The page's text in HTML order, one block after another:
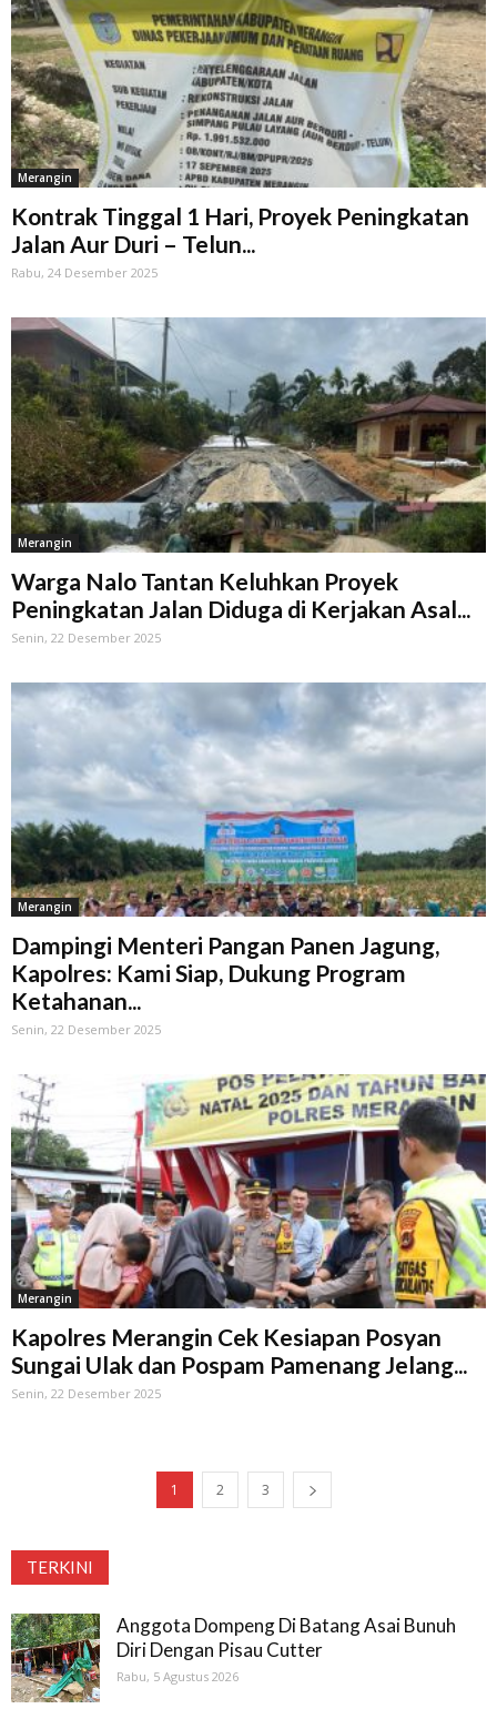
Merangin
Kontrak Tinggal 1 Hari, Proyek Peningkatan
Jalan Aur Duri – Telun...
Rabu, 24 Desember 2025
Merangin
Warga Nalo Tantan Keluhkan Proyek
Peningkatan Jalan Diduga di Kerjakan Asal...
Senin, 22 Desember 2025
Merangin
Dampingi Menteri Pangan Panen Jagung,
Kapolres: Kami Siap, Dukung Program
Ketahanan...
Senin, 22 Desember 2025
Merangin
Kapolres Merangin Cek Kesiapan Posyan
Sungai Ulak dan Pospam Pamenang Jelang...
Senin, 22 Desember 2025
1 2 3
TERKINI
Anggota Dompeng Di Batang Asai Bunuh
Diri Dengan Pisau Cutter
Rabu, 5 Agustus 2026